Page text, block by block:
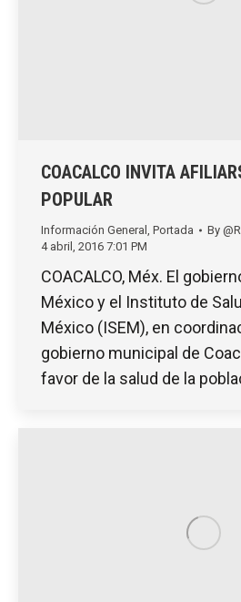
COACALCO INVITA
POPULAR
Información General Portada By
4 abril, 2016 7:01 PM
COACALCO, Méx. El
México y el Instituto de
México (ISEM), en
gobierno municipal de
favor de la salud de la